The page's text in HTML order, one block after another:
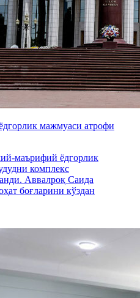
мажмуаси атрофи
маърифий ёдгорлик
комплекс
Аввалроқ Саида
боғларини кўздан